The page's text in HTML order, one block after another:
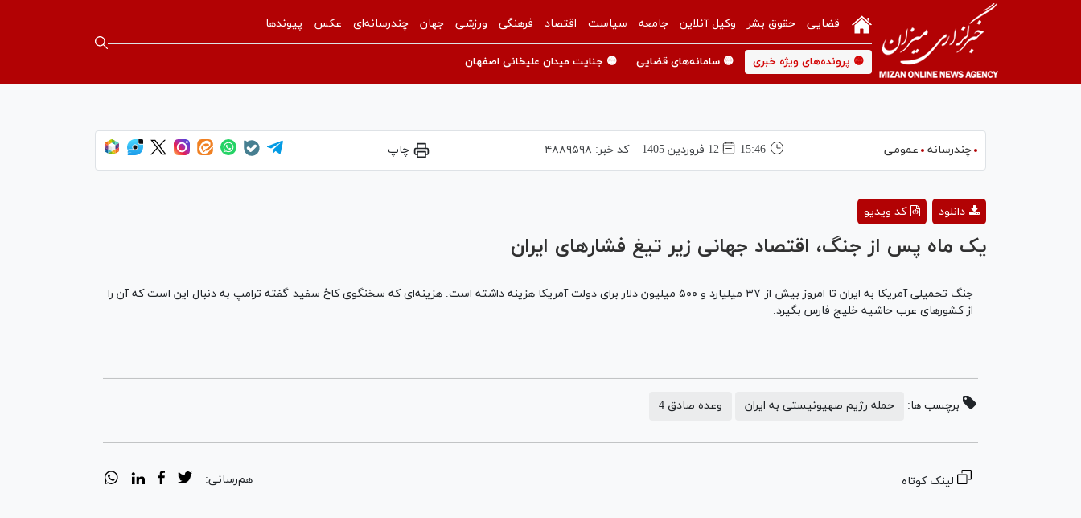
قضایی حقوق بشر وکیل آنلاین جامعه سیاست اقتصاد فرهنگی ورزشی جهان چندرسانه‌ای عکس پیوندها
🟡 پرونده‌های ویژه خبری 🟡 سامانه‌های قضایی 🟡 جنایت میدان علیخانی اصفهان
چندرسانه عمومی 15:46 12 فروردين 1405 کد خبر: ۴۸۸۹۵۹۸ چاپ
Video
کد ویدیو دانلود
یک ماه پس از جنگ، اقتصاد جهانی زیر تیغ فشار‌های ایران
جنگ تحمیلی آمریکا به ایران تا امروز بیش از ۳۷ میلیارد و ۵۰۰ میلیون دلار برای دولت آمریکا هزینه داشته است. هزینه‌ای که سخنگوی کاخ سفید گفته ترامپ به دنبال این است که آن را
از کشورهای عرب حاشیه خلیج فارس بگیرد.
برچسب ها: حمله رژیم صهیونیستی به ایران وعده صادق 4
لینک کوتاه هم‌رسانی: